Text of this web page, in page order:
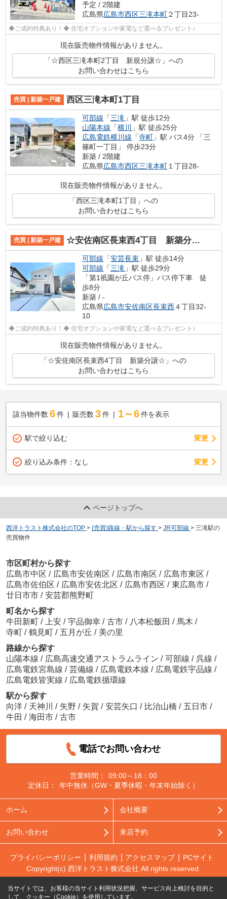
予定 / 2階建
広島県広島市西区三滝本町２丁目23-
◆ご成約特典あり！◆ 住宅オプションや家電など選べるプレゼント♪
現在販売物件情報がありません。
「☆西区三滝本町2丁目 新規分譲☆」への
お問い合わせはこちら
売買 | 新築一戸建 西区三滝本町1丁目
可部線 「三滝 」駅 徒歩12分
山陽本線 「横川
」駅 徒歩25分
広島電鉄横川線 「寺町 」駅 バス4分 「三
篠町一丁目」 停歩23分
新築 / 2階建
広島県広島市西区三滝本町１丁目28-
現在販売物件情報がありません。
「西区三滝本町1丁目」への
お問い合わせはこちら
売買 | 新築一戸建 ☆安佐南区長束西4丁目 新築分譲☆
可部線 「安芸長束 」駅 徒歩14分
可部線 「三滝 」駅 徒歩29分
「第1祇園が丘バス停」バス停下車 徒
歩8分
新築 / -
広島県広島市安佐南区長束西４丁目32-
10
◆ご成約特典あり！◆ 住宅オプションや家電など選べるプレゼント♪
現在販売物件情報がありません。
「☆安佐南区長束西4丁目 新築分譲☆」への
お問い合わせはこちら
該当物件数 6件 販売数 3 件 1～6 件を表示
駅で絞り込む 変更
絞り込み条件： なし 変更
ページトップへ
西洋トラスト株式会社のTOP > (売買)路線・駅から探す > JR可部線 > 三滝駅の
売買物件
市区町村から探す
広島市中区 / 広島市安佐南区 / 広島市南区 / 広島市東区 /
広島市佐伯区 / 広島市安佐北区 / 広島市西区 / 東広島市 /
廿日市市 / 安芸郡熊野町
町名から探す
牛田新町 / 上安 / 宇品御幸 / 古市 / 八本松飯田 / 馬木 /
寺町 / 鶴見町 / 五月が丘 / 美の里
路線から探す
山陽本線 / 広島高速交通アストラムライン / 可部線 / 呉線 /
広島電鉄宮島線 / 芸備線 / 広島電鉄本線 / 広島電鉄宇品線 /
広島電鉄皆実線 / 広島電鉄循環線
駅から探す
向洋 / 天神川 / 矢野 / 矢賀 / 安芸矢口 / 比治山橋 / 五日市 /
牛田 / 海田市 / 古市
電話でお問い合わせ
営業時間：
09:00～18：00
定休日：
年中無休（GW・夏季休暇・年末年始除く）
ホーム 会社概要
お問い合わせ 来店予約
プライバシーポリシー 利用規約 アクセスマップ
PCサイト
Copyright(c) 西洋トラスト株式会社 All rights reserved.
当サイトでは、お客様の当サイト利用状況把握、サービス向上検討を目的と
して、クッキー（Cookie）を使用しています。